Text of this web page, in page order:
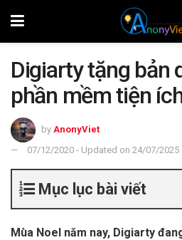
Digiarty tặng bản
phần mềm tiện
by AnonyViet
07/12/2020 - Updated on 24/07/2025
Mục lục bài viết
Mùa Noel năm nay, Digiarty